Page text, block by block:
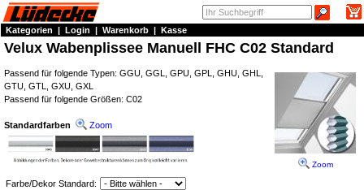
Kategorien | Login | Warenkorb | Kasse
Velux Wabenplissee Manuell FHC C02 Standard
Zoom
Passend für folgende Typen: GGU, GGL, GPU, GPL, GHU, GHL,
GTU, GTL, GXU, GXL
Passend für folgende Größen: C02
Standardfarben Zoom
Farbe/Dekor Standard: